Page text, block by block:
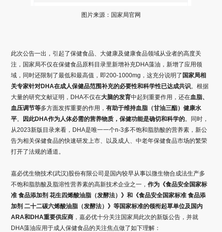
图片来源：国家局官网
此次公告一出，引起了保健食品、大健康及健康食品领域从业者的高度关
注，国家局不仅在保健食品原料目录里新增补充DHA藻油，新增了应用领
域，同时还限制了最低和最高值，即200-1000mg，这充分说明了 国家局相
关专家针对DHA在成人保健品范围补充的必要性和科学性已达成共识。根据
大量的研究文献证明，DHA不仅在大脑的发育中起到重要作用，还在血脂、
血压调节等多方面发挥重要的作用，有助于维持血脂（甘油三酯）健康水
平。 因此DHA作为人体必需的营养物质，保健功能是确切和科学的。同时，
从2023新版目录来看，DHA是唯一一个n-3多不饱和脂肪酸的营养素，新公
告为相关保健食品的快速研发上市、以及成人、中老年保健食品市场的繁荣
打开了法规的通道。
嘉必优生物技术(武汉)股份有限公司是国内较早从事以微生物合成法生产多
不饱和脂肪酸及脂溶性营养素的高新技术企业之一，作为《食品安全国家标
准 食品添加剂 花生四烯酸油脂（发酵法）》和《食品安全国家标准 食品添
加剂 二十二碳六烯酸油脂（发酵法）》等国家标准的领衔起草单位及国内
ARA和DHA重要供应商 ，嘉必优十分关注国家局此次的新版公告，并就
DHA藻油应用于成人保健食品的关注焦点做了如下理解：